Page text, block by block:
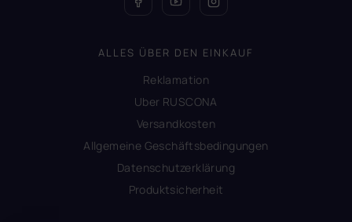
ALLES ÜBER DEN EINKAUF
Reklamation
Uber RUSCONA
Versandkosten
Allgemeine Geschäftsbedingungen
Datenschutzerklärung
Produktsicherheit